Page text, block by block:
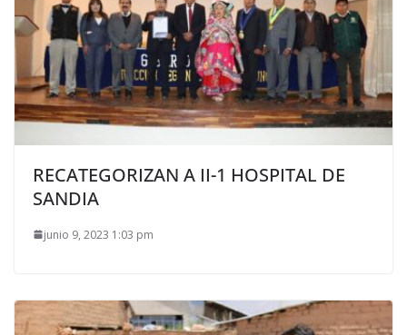
RECATEGORIZAN A II-1 HOSPITAL DE
SANDIA
junio 9, 2023 1:03 pm